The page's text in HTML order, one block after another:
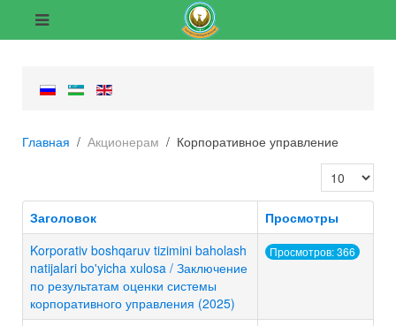
Главная Акционерам
Корпоративное управление
Кол-во
Заголовок
Просмотры
Korporativ boshqaruv tizimini baholash
natijalari bo'yicha xulosa / Заключение
по результатам оценки системы
корпоративного управления (2025)
Просмотров: 366